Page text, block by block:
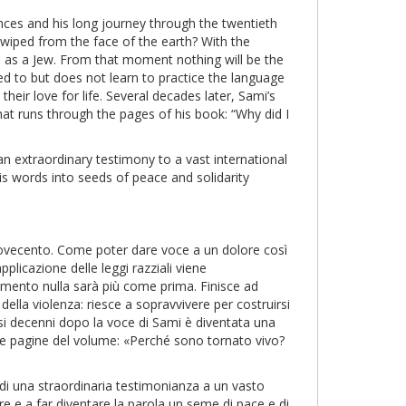
and his long journey through the twentieth
from the face of the earth? With the
a Jew. From that moment nothing will be the
to but does not learn to practice the language
love for life. Several decades later, Sami’s
runs through the pages of his book: “Why did I
extraordinary testimony to a vast international
words into seeds of peace and solidarity
Come poter dare voce a un dolore così
delle leggi razziali viene
nulla sarà più come prima. Finisce ad
violenza: riesce a sopravvivere per costruirsi
decenni dopo la voce di Sami è diventata una
del volume: «Perché sono tornato vivo?
una straordinaria testimonianza a un vasto